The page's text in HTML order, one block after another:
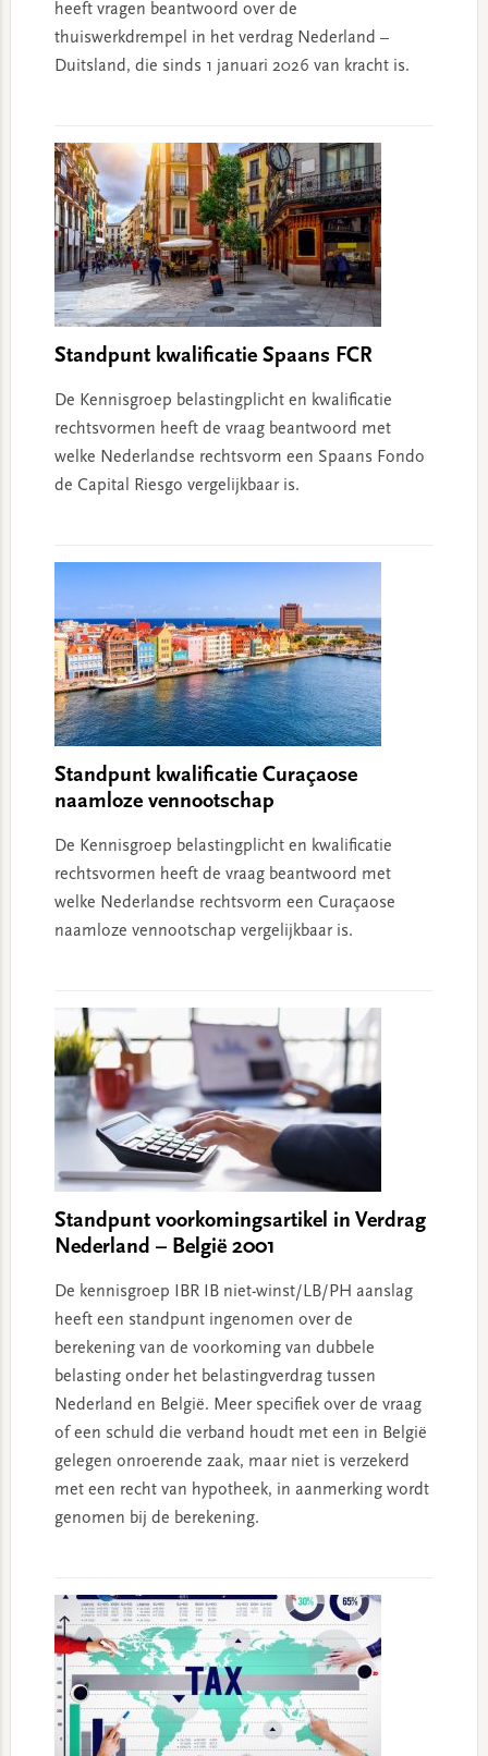
heeft vragen beantwoord over de
thuiswerkdrempel in het verdrag Nederland –
Duitsland, die sinds 1 januari 2026 van kracht is.
Standpunt kwalificatie Spaans FCR
De Kennisgroep belastingplicht en kwalificatie
rechtsvormen heeft de vraag beantwoord met
welke Nederlandse rechtsvorm een Spaans Fondo
de Capital Riesgo vergelijkbaar is.
Standpunt kwalificatie Curaçaose
naamloze vennootschap
De Kennisgroep belastingplicht en kwalificatie
rechtsvormen heeft de vraag beantwoord met
welke Nederlandse rechtsvorm een Curaçaose
naamloze vennootschap vergelijkbaar is.
Standpunt voorkomingsartikel in Verdrag
Nederland – België 2001
De kennisgroep IBR IB niet-winst/LB/PH aanslag
heeft een standpunt ingenomen over de
berekening van de voorkoming van dubbele
belasting onder het belastingverdrag tussen
Nederland en België. Meer specifiek over de vraag
of een schuld die verband houdt met een in België
gelegen onroerende zaak, maar niet is verzekerd
met een recht van hypotheek, in aanmerking wordt
genomen bij de berekening.